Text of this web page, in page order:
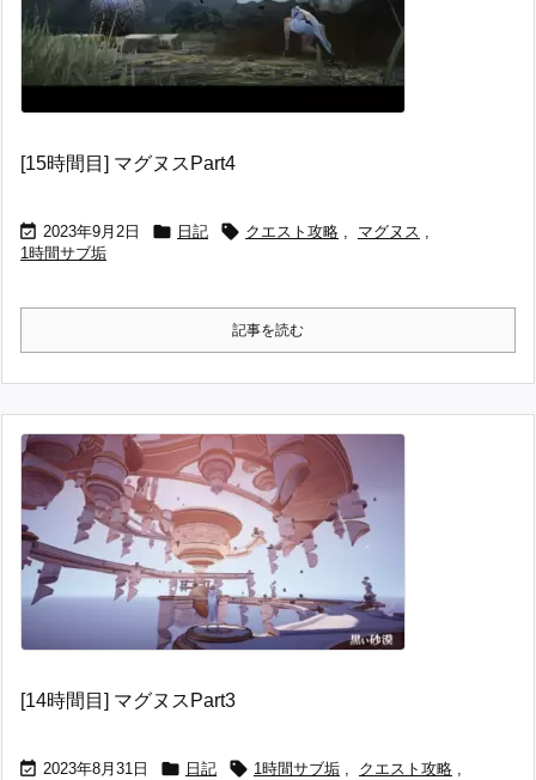
[15時間目] マグヌスPart4
 2023年9月2日  日記  クエスト攻略 , マグヌス ,
1時間サブ垢
記事を読む
[14時間目] マグヌスPart3
 2023年8月31日  日記  1時間サブ垢 , クエスト攻略 ,